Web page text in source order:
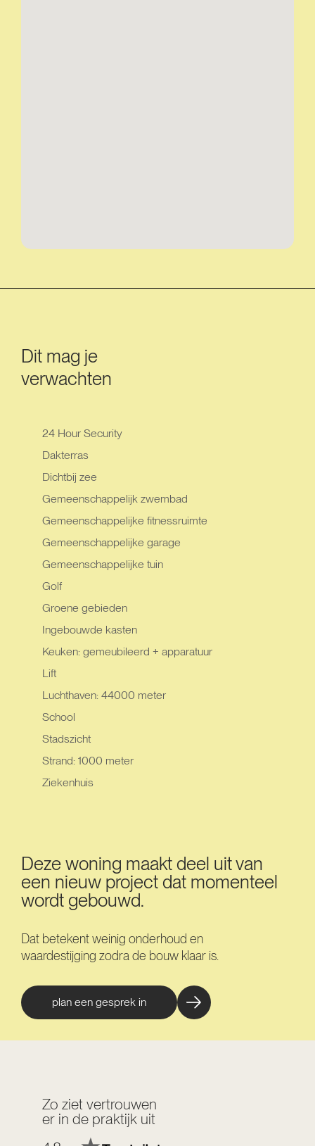
Dit mag je
verwachten
24 Hour Security
Dakterras
Dichtbij zee
Gemeenschappelijk zwembad
Gemeenschappelijke fitnessruimte
Gemeenschappelijke garage
Gemeenschappelijke tuin
Golf
Groene gebieden
Ingebouwde kasten
Keuken: gemeubileerd + apparatuur
Lift
Luchthaven: 44000 meter
School
Stadszicht
Strand: 1000 meter
Ziekenhuis
Deze woning maakt deel uit van
een nieuw project dat momenteel
wordt gebouwd.
Dat betekent weinig onderhoud en
waardestijging zodra de bouw klaar is.
plan een gesprek in
Zo ziet vertrouwen
er in de praktijk uit